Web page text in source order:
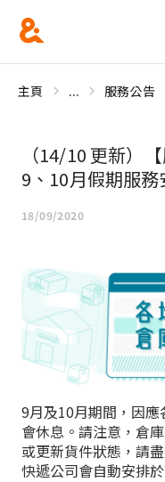
主頁 ... 服務公告
（14/10 更新）
9、10月假期服務
18/09/2020
9月及10月期間，因
會休息。請注意，倉
或更新貨件狀態，請
快遞公司會自動安排